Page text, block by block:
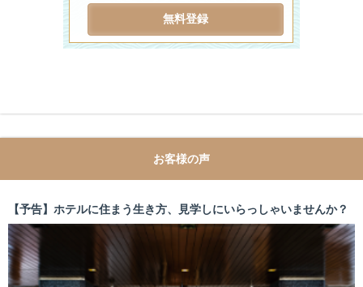
お客様の声
【予告】ホテルに住まう生き方、見学しにいらっしゃいませんか？